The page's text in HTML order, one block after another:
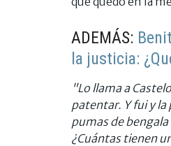
ADEMÁS:
la justicia:
"Lo llama a
patentar. Y fui y la
pumas de
¿Cuántas tienen